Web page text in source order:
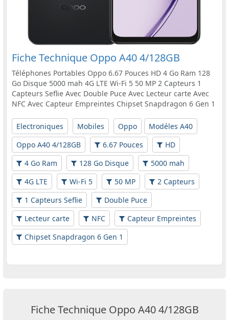
Fiche Technique Oppo A40 4/128GB
Téléphones Portables Oppo 6.67 Pouces HD 4 Go Ram 128
Go Disque 5000 mah 4G LTE Wi-Fi 5 50 MP 2 Capteurs 1
Capteurs Seflie Avec Double Puce Avec Lecteur carte Avec
NFC Avec Capteur Empreintes Chipset Snapdragon 6 Gen 1
Electroniques Mobiles Oppo
Modéles A40
Oppo A40 4/128GB
6.67 Pouces
HD
4 Go Ram
128 Go Disque
5000 mah
4G LTE
Wi-Fi 5 50 MP
2 Capteurs
1 Capteurs Seflie
Double Puce
Lecteur carte
NFC
Capteur Empreintes
Chipset Snapdragon 6 Gen 1
Fiche Technique Oppo A40 4/128GB